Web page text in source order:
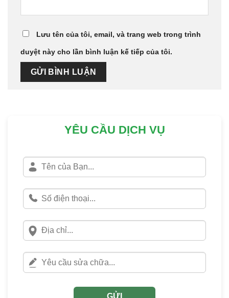
Lưu tên của tôi, email, và trang web trong trình
duyệt này cho lần bình luận kế tiếp của tôi.
YÊU CẦU DỊCH VỤ